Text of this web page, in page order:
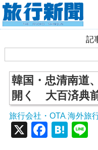
記
韓国・忠清南道
開く 大百済典
旅行会社・OTA, 海外旅
X